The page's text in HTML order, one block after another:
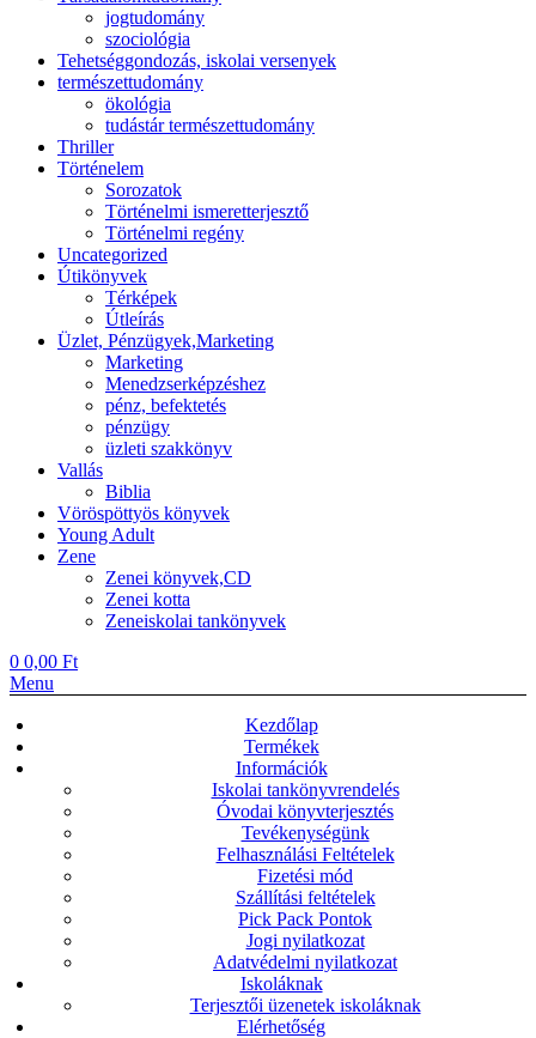
jogtudomány
szociológia
Tehetséggondozás, iskolai versenyek
természettudomány
ökológia
tudástár természettudomány
Thriller
Történelem
Sorozatok
Történelmi ismeretterjesztő
Történelmi regény
Uncategorized
Útikönyvek
Térképek
Útleírás
Üzlet, Pénzügyek,Marketing
Marketing
Menedzserképzéshez
pénz, befektetés
pénzügy
üzleti szakkönyv
Vallás
Biblia
Vöröspöttyös könyvek
Young Adult
Zene
Zenei könyvek,CD
Zenei kotta
Zeneiskolai tankönyvek
0 0,00 Ft
Menu
Kezdőlap
Termékek
Információk
Iskolai tankönyvrendelés
Óvodai könyvterjesztés
Tevékenységünk
Felhasználási Feltételek
Fizetési mód
Szállítási feltételek
Pick Pack Pontok
Jogi nyilatkozat
Adatvédelmi nyilatkozat
Iskoláknak
Terjesztői üzenetek iskoláknak
Elérhetőség